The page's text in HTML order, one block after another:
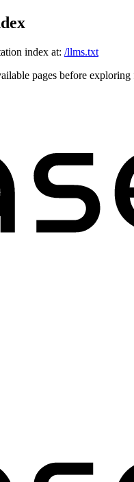
index at: /llms.txt
pages before exploring